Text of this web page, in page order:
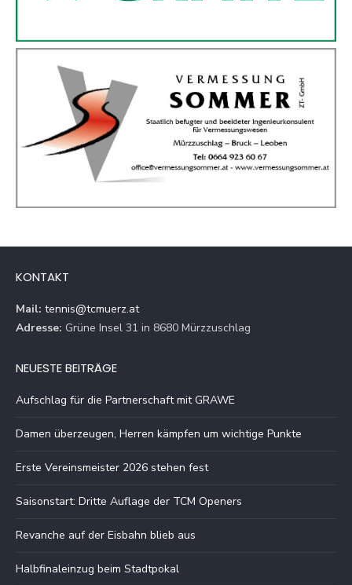
KONTAKT
Mail: tennis@tcmuerz.at
Adresse: Grüne Insel 31 in 8680 Mürzzuschlag
NEUESTE BEITRÄGE
Aufschlag für die Partnerschaft mit GRAWE
Damen überzeugen, Herren kämpfen um wichtige Punkte
Erste Vereinsmeister 2026 stehen fest
Saisonstart: Dritte Auflage der TCM Openers
Revanche auf der Eisbahn blieb aus
Halbfinaleinzug beim Stadtpokal